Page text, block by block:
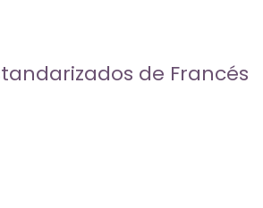
de Francés